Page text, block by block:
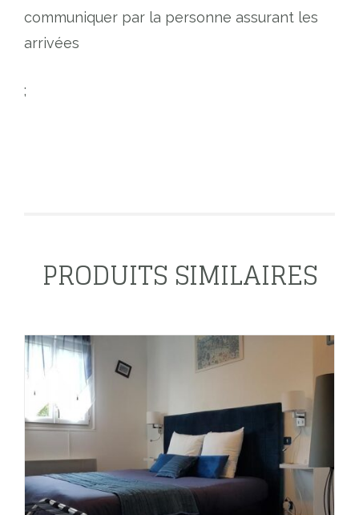
communiquer par la personne assurant les
arrivées
;
PRODUITS SIMILAIRES